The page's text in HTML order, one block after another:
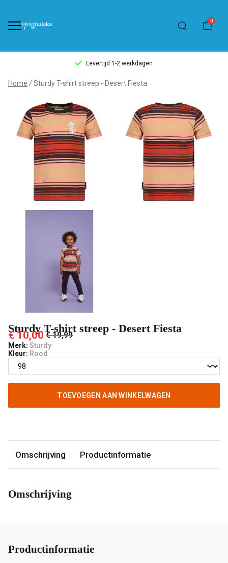
0
Levertijd 1-2 werkdagen
Sturdy
shirt
streep
Desert
Fiesta
Pashuiske
Home Sturdy T-shirt streep - Desert Fiesta
Sturdy T-shirt streep - Desert Fiesta
€ 10,00 € 19,99
Merk: Sturdy
Kleur: Rood
TOEVOEGEN AAN WINKELWAGEN
Omschrijving Productinformatie
Omschrijving
Productinformatie